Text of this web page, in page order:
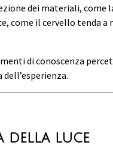
dei materiali, come
come il cervello tenda a
di conoscenza
della luce